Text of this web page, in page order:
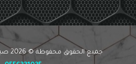
جميع الحقوق محفوظة © 2026 صباغ الدمام الشرقية -